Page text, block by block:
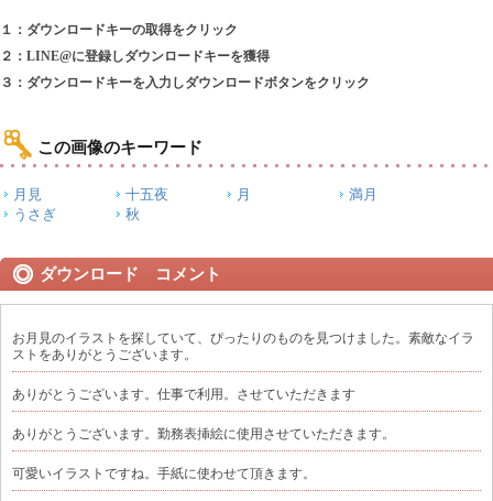
１：ダウンロードキーの取得をクリック
２：LINE@に登録しダウンロードキーを獲得
３：ダウンロードキーを入力しダウンロードボタンをクリック
この画像のキーワード
月見 十五夜 月
満月
うさぎ
秋
ダウンロード コメント
お月見のイラストを探していて、ぴったりのものを見つけました。素敵なイラ
ストをありがとうございます。
ありがとうございます。仕事で利用。させていただきます
ありがとうございます。勤務表挿絵に使用させていただきます。
可愛いイラストですね。手紙に使わせて頂きます。